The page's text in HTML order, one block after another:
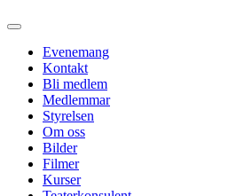
Evenemang
Kontakt
Bli medlem
Medlemmar
Styrelsen
Om oss
Bilder
Filmer
Kurser